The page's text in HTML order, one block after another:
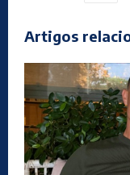
Artigos